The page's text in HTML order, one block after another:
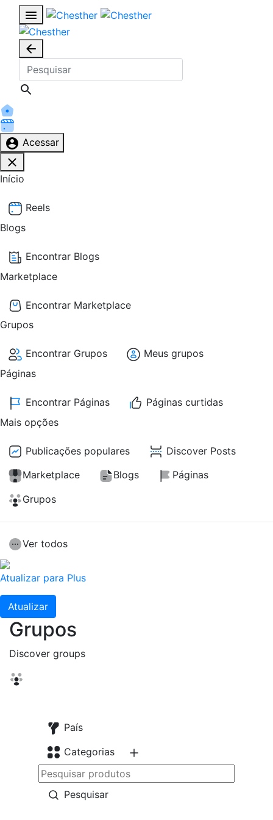
Acessar
Início
Reels
Blogs
Encontrar Blogs
Marketplace
Encontrar Marketplace
Grupos
Encontrar Grupos
Meus grupos
Páginas
Encontrar Páginas
Páginas curtidas
Mais opções
Publicações populares
Discover Posts
Marketplace
Blogs
Páginas
Grupos
Ver todos
Atualizar para Plus
Atualizar
Grupos
Discover groups
País
Categorias
Pesquisar